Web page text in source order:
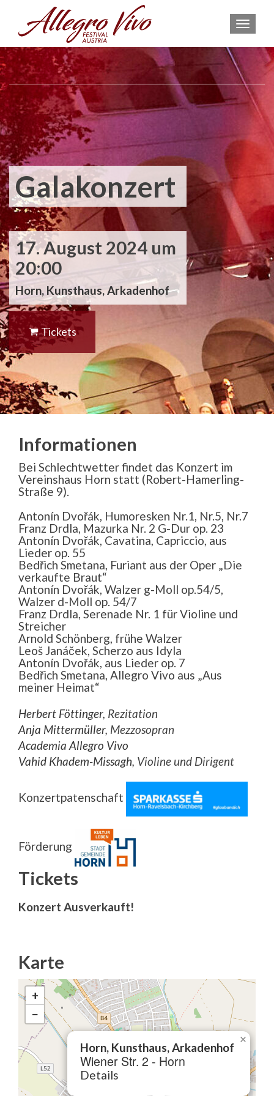
Galakonzert
17. August 2024 um
20:00
Horn, Kunsthaus, Arkadenhof
Tickets
Informationen
Bei Schlechtwetter findet das Konzert im
Vereinshaus Horn statt (Robert-Hamerling-
Straße 9).
Antonín Dvořák, Humoresken Nr.1, Nr.5, Nr.7
Franz Drdla, Mazurka Nr. 2 G-Dur op. 23
Antonín Dvořák, Cavatina, Capriccio, aus
Lieder op. 55
Bedřich Smetana, Furiant aus der Oper „Die
verkaufte Braut“
Antonín Dvořák, Walzer g-Moll op.54/5,
Walzer d-Moll op. 54/7
Franz Drdla, Serenade Nr. 1 für Violine und
Streicher
Arnold Schönberg, frühe Walzer
Leoš Janáček, Scherzo aus Idyla
Antonín Dvořák, aus Lieder op. 7
Bedřich Smetana, Allegro Vivo aus „Aus
meiner Heimat“
Herbert Föttinger, Rezitation
Anja Mittermüller, Mezzosopran
Academia Allegro Vivo
Vahid Khadem-Missagh, Violine und Dirigent
Konzertpatenschaft
Förderung
Tickets
Konzert Ausverkauft!
Karte
Horn, Kunsthaus, Arkadenhof
Wiener Str. 2 - Horn
Details
×
+
−